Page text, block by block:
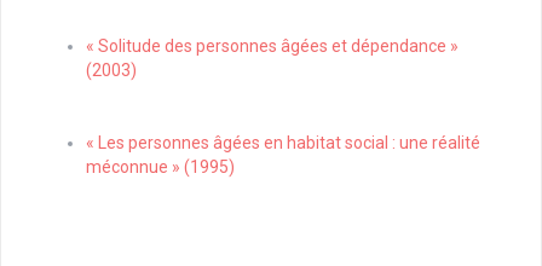
« Solitude des personnes âgées et dépendance »
(2003)
« Les personnes âgées en habitat social : une réalité
méconnue » (1995)